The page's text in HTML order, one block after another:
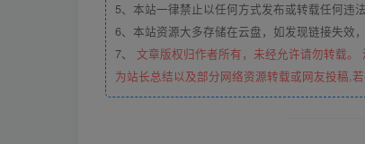
5、本站一律禁止以任何方式发布或转载任何违
6、本站资源大多存储在云盘，如发现链接失效
7、 文章版权归作者所有，未经允许请勿转载
为站长总结以及部分网络资源转载或网友投稿,